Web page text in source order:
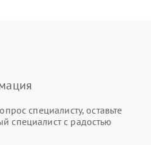
специалисту, оставьте
специалист с радостью